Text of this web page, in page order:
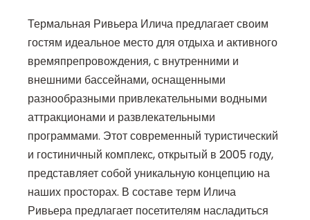
Термальная Ривьера Илича предлагает своим
гостям идеальное место для отдыха и активного
времяпрепровождения, с внутренними и
внешними бассейнами, оснащенными
разнообразными привлекательными водными
аттракционами и развлекательными
программами. Этот современный туристический
и гостиничный комплекс, открытый в 2005 году,
представляет собой уникальную концепцию на
наших просторах. В составе терм Илича
Ривьера предлагает посетителям насладиться